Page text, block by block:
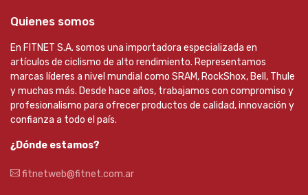
Quienes somos
En FITNET S.A. somos una importadora especializada en
artículos de ciclismo de alto rendimiento. Representamos
marcas líderes a nivel mundial como SRAM, RockShox, Bell, Thule
y muchas más. Desde hace años, trabajamos con compromiso y
profesionalismo para ofrecer productos de calidad, innovación y
confianza a todo el país.
¿Dónde estamos?
fitnetweb@fitnet.com.ar